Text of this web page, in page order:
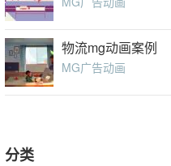
物流mg动画案例
MG广告动画
分类